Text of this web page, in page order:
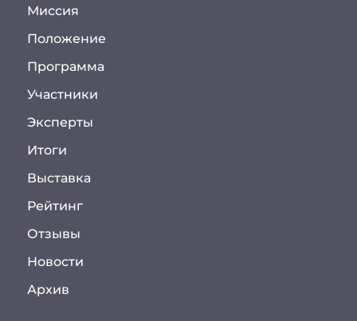
Миссия
Положение
Программа
Участники
Эксперты
Итоги
Выставка
Рейтинг
Отзывы
Новости
Архив